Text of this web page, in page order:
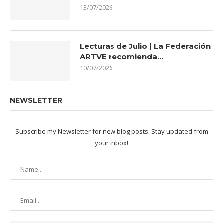
13/07/2026
Lecturas de Julio | La Federación
ARTVE recomienda…
10/07/2026
NEWSLETTER
Subscribe my Newsletter for new blog posts. Stay updated from
your inbox!